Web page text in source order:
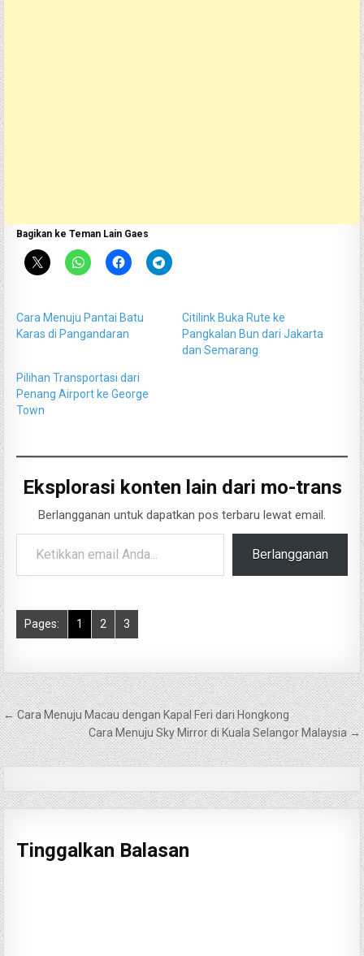
Bagikan ke Teman Lain Gaes
Cara Menuju Pantai Batu
Karas di Pangandaran
Citilink Buka Rute ke
Pangkalan Bun dari Jakarta
dan Semarang
Pilihan Transportasi dari
Penang Airport ke George
Town
Eksplorasi konten lain dari mo-trans
Berlangganan untuk dapatkan pos terbaru lewat email.
Ketikkan email Anda...
Berlangganan
Pages: 1 2 3
Navigasi
pos
← Cara Menuju Macau dengan Kapal Feri dari Hongkong
Cara Menuju Sky Mirror di Kuala Selangor Malaysia →
Tinggalkan Balasan